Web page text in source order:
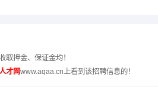
取押金、保证金均！
才网www.aqaa.cn上看到该招聘信息的！